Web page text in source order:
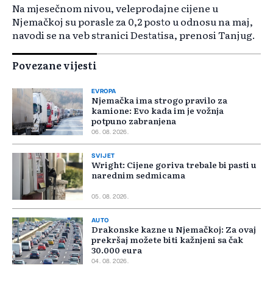
Na mjesečnom nivou, veleprodajne cijene u
Njemačkoj su porasle za 0,2 posto u odnosu na maj,
navodi se na veb stranici Destatisa, prenosi Tanjug.
Povezane vijesti
EVROPA
Njemačka ima strogo pravilo za
kamione: Evo kada im je vožnja
potpuno zabranjena
06. 08. 2026.
SVIJET
Wright: Cijene goriva trebale bi pasti u
narednim sedmicama
05. 08. 2026.
AUTO
Drakonske kazne u Njemačkoj: Za ovaj
prekršaj možete biti kažnjeni sa čak
30.000 eura
04. 08. 2026.